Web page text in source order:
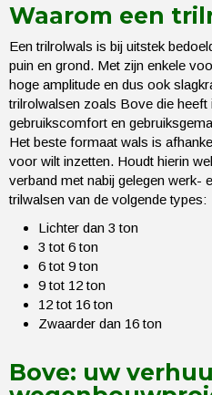
Waarom een
Een trilrolwals is bij uitstek
puin en grond. Met zijn enkele
hoge amplitude en dus ook
trilrolwalsen zoals Bove die
gebruikscomfort en
Het beste formaat wals is
voor wilt inzetten. Houdt hierin
verband met nabij gelegen werk-
trilwalsen van de volgende types:
Lichter dan 3 ton
3 tot 6 ton
6 tot 9 ton
9 tot 12 ton
12 tot 16 ton
Zwaarder dan 16 ton
Bove: uw